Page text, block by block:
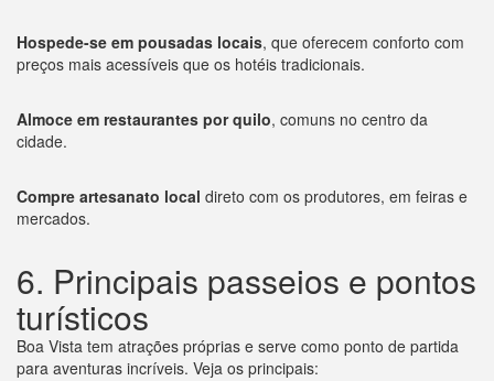
Hospede-se em pousadas locais, que oferecem conforto com
preços mais acessíveis que os hotéis tradicionais.
Almoce em restaurantes por quilo, comuns no centro da
cidade.
Compre artesanato local direto com os produtores, em feiras e
mercados.
6. Principais passeios e pontos
turísticos
Boa Vista tem atrações próprias e serve como ponto de partida
para aventuras incríveis. Veja os principais: